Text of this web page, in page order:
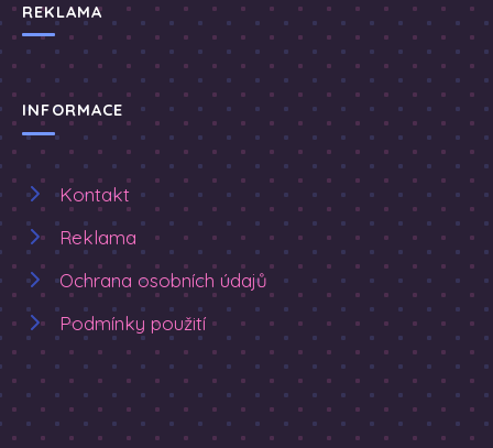
REKLAMA
INFORMACE
Kontakt
Reklama
Ochrana osobních údajů
Podmínky použití